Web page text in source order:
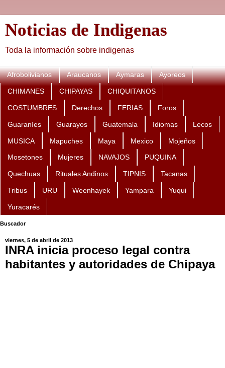
Noticias de Indigenas
Toda la información sobre indigenas
Afrobolivianos Araucanos Aymaras Ayoreos
CHIMANES CHIPAYAS CHIQUITANOS
COSTUMBRES Derechos FERIAS Foros
Guaraníes Guarayos Guatemala Idiomas Lecos
MUSICA Mapuches Maya Mexico Mojeños
Mosetones Mujeres NAVAJOS PUQUINA
Quechuas Rituales Andinos TIPNIS Tacanas
Tribus URU Weenhayek Yampara Yuqui
Yuracarés
Buscador
viernes, 5 de abril de 2013
INRA inicia proceso legal contra
habitantes y autoridades de Chipaya